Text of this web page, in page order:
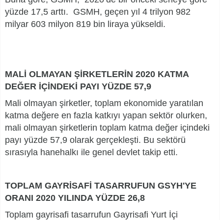
yüzde 17,5 arttı. GSMH, geçen yıl 4 trilyon 982
milyar 603 milyon 819 bin liraya yükseldi.
MALİ OLMAYAN ŞİRKETLERİN 2020 KATMA
DEĞER İÇİNDEKİ PAYI YÜZDE 57,9
Mali olmayan şirketler, toplam ekonomide yaratılan
katma değere en fazla katkıyı yapan sektör olurken,
mali olmayan şirketlerin toplam katma değer içindeki
payı yüzde 57,9 olarak gerçekleşti. Bu sektörü
sırasıyla hanehalkı ile genel devlet takip etti.
TOPLAM GAYRİSAFİ TASARRUFUN GSYH'YE
ORANI 2020 YILINDA YÜZDE 26,8
Toplam gayrisafi tasarrufun Gayrisafi Yurt İçi